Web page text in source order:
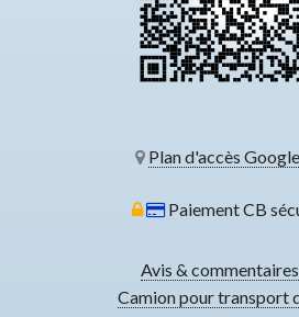
Plan d'accès
Paiement CB
Avis &
Camion pour transport